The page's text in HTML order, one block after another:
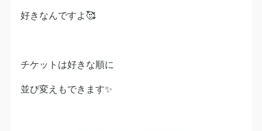
好きなんですよ🥰
チケットは好きな順に
並び変えもできます✨